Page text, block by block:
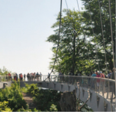
Rügen-
2024 ist